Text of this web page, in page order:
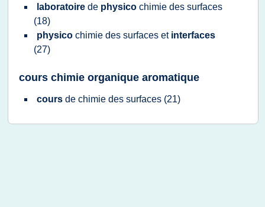
laboratoire de physico chimie des surfaces
(18)
physico chimie des surfaces et interfaces
(27)
cours chimie organique aromatique
cours de chimie des surfaces (21)